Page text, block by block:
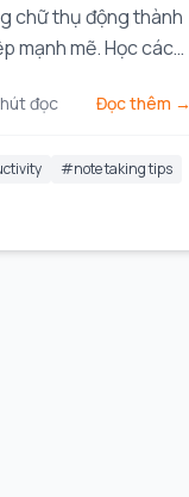
chữ thụ động thành
mạnh mẽ. Học các
bạn một cách hiệu
đọc Đọc thêm →
#note taking tips